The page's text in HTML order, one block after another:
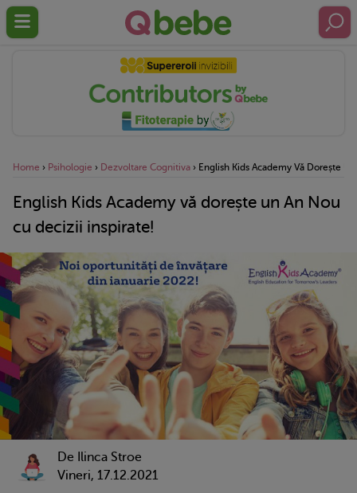
Home › Psihologie › Dezvoltare Cognitiva › English Kids Academy Vă Dorește
English Kids Academy vă dorește un An Nou
cu decizii inspirate!
De Ilinca Stroe
Vineri, 17.12.2021